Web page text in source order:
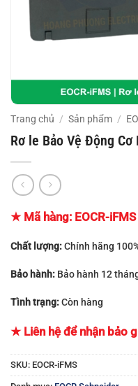
Trang chủ / Sản phẩm /
Rơ le Bảo Vệ Động Cơ
★ Mã hàng: EOCR-iFMS
Chất lượng:Chính hãng
Bảo hành: Bảo hành 12
Tình trạng:Còn hàng
★ Liên hệ để nhận bảo
SKU: EOCR-iFMS